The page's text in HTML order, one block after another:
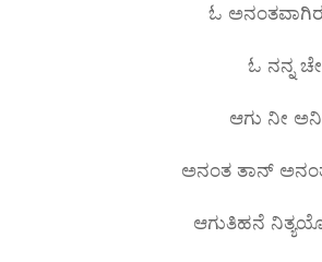
ಓ
ಓ ನನ್ನ
ಆಗು ನೀ
ಅನಂತ ತಾನ್
ಆಗುತಿಹನೆ